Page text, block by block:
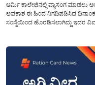
ಆರ್ಮಿ ಕಾಲೇಜಿನಲ್ಲಿ ವ್ಯಾಸಂಗ ಮಾಡಲು
ಅವಕಾಶ ಈ ಹಿಂದೆ ನಿಗದಿಪಡಿಸಿದ
ಸಂಸ್ಥೆಯಿಂದ ಹೊರಡಿಸಲಾಗಿದ್ದು ಇದರ